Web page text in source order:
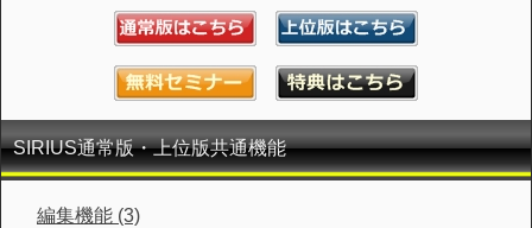
SIRIUS通常版・上位版共通機能
編集機能 (3)